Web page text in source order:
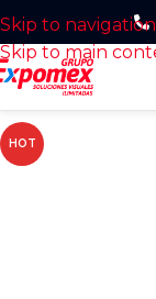
Skip to navigation
Skip to main
HOT